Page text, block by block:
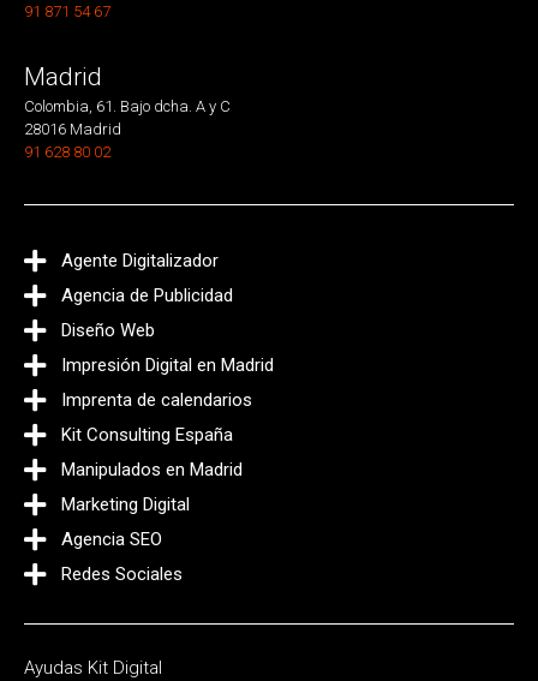
91 871 54 67
Madrid
Colombia, 61. Bajo dcha. A y C
28016 Madrid
91 628 80 02
Agente Digitalizador
Agencia de Publicidad
Diseño Web
Impresión Digital en Madrid
Imprenta de calendarios
Kit Consulting España
Manipulados en Madrid
Marketing Digital
Agencia SEO
Redes Sociales
Ayudas Kit Digital